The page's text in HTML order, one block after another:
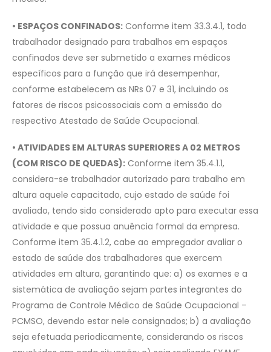
• ESPAÇOS CONFINADOS: Conforme item 33.3.4.1, todo
trabalhador designado para trabalhos em espaços
confinados deve ser submetido a exames médicos
específicos para a função que irá desempenhar,
conforme estabelecem as NRs 07 e 31, incluindo os
fatores de riscos psicossociais com a emissão do
respectivo Atestado de Saúde Ocupacional.
• ATIVIDADES EM ALTURAS SUPERIORES A 02 METROS
(COM RISCO DE QUEDAS): Conforme item 35.4.1.1,
considera-se trabalhador autorizado para trabalho em
altura aquele capacitado, cujo estado de saúde foi
avaliado, tendo sido considerado apto para executar essa
atividade e que possua anuência formal da empresa.
Conforme item 35.4.1.2, cabe ao empregador avaliar o
estado de saúde dos trabalhadores que exercem
atividades em altura, garantindo que: a) os exames e a
sistemática de avaliação sejam partes integrantes do
Programa de Controle Médico de Saúde Ocupacional –
PCMSO, devendo estar nele consignados; b) a avaliação
seja efetuada periodicamente, considerando os riscos